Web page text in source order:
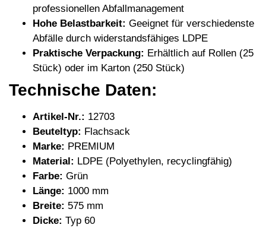
professionellen Abfallmanagement
Hohe Belastbarkeit: Geeignet für verschiedenste
Abfälle durch widerstandsfähiges LDPE
Praktische Verpackung: Erhältlich auf Rollen (25
Stück) oder im Karton (250 Stück)
Technische Daten:
Artikel-Nr.: 12703
Beuteltyp: Flachsack
Marke: PREMIUM
Material: LDPE (Polyethylen, recyclingfähig)
Farbe: Grün
Länge: 1000 mm
Breite: 575 mm
Dicke: Typ 60